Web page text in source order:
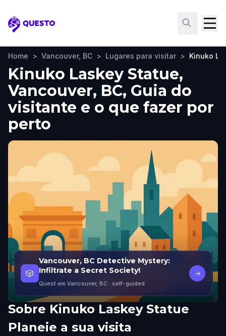
Questo
Home > Vancouver, BC > Lugares para visitar > Kinuko
Kinuko Laskey Statue,
Vancouver, BC, Guia do
visitante e o que fazer por
perto
🎲
Vancouver, BC Detective Mystery:
Infiltrate a Secret Society!
Quest em Vancouver, BC · self-guided
→
Sobre Kinuko Laskey Statue
Planeie a sua visita